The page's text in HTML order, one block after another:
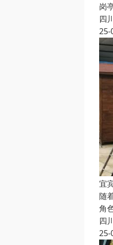
岗
四
25-
宜
随
角
四
25-